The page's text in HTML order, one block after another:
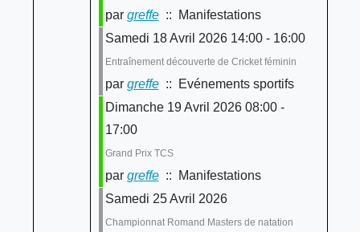
par greffe:: Manifestations
Samedi 18 Avril 2026 14:00 - 16:00
Entraînement découverte de Cricket féminin
par greffe:: Evénements sportifs
Dimanche 19 Avril 2026 08:00 -
17:00
Grand Prix TCS
par greffe:: Manifestations
Samedi 25 Avril 2026
Championnat Romand Masters de natation